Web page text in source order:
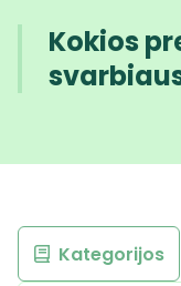
Kokios
Kategorijos